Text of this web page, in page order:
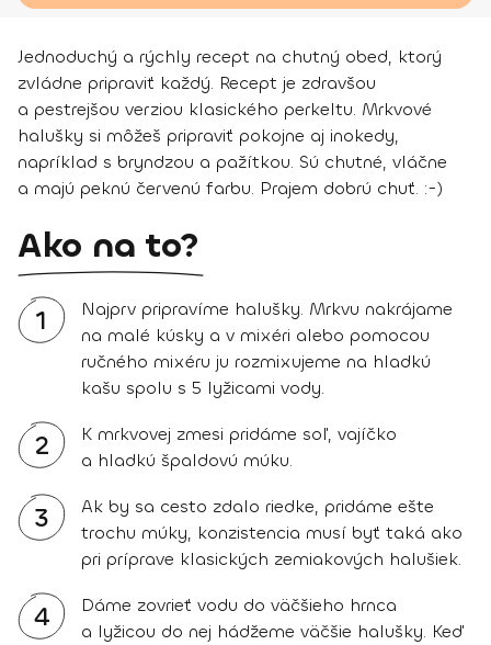
Jednoduchý a rýchly recept na chutný obed, ktorý
zvládne pripraviť každý. Recept je zdravšou
a pestrejšou verziou klasického perkeltu. Mrkvové
halušky si môžeš pripraviť pokojne aj inokedy,
napríklad s bryndzou a pažítkou. Sú chutné, vláčne
a majú peknú červenú farbu. Prajem dobrú chuť. :-)
Ako na to?
1
Najprv pripravíme halušky. Mrkvu nakrájame
na malé kúsky a v mixéri alebo pomocou
ručného mixéru ju rozmixujeme na hladkú
kašu spolu s 5 lyžicami vody.
2
K mrkvovej zmesi pridáme soľ, vajíčko
a hladkú špaldovú múku.
3
Ak by sa cesto zdalo riedke, pridáme ešte
trochu múky, konzistencia musí byť taká ako
pri príprave klasických zemiakových halušiek.
4
Dáme zovrieť vodu do väčšieho hrnca
a lyžicou do nej hádžeme väčšie halušky. Keď